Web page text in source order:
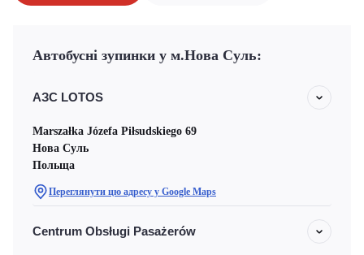
Автобусні зупинки у м.Нова Суль:
АЗС LOTOS
Marszałka Józefa Piłsudskiego 69
Нова Суль
Польща
Переглянути цю адресу у Google Maps
Centrum Obsługi Pasażerów